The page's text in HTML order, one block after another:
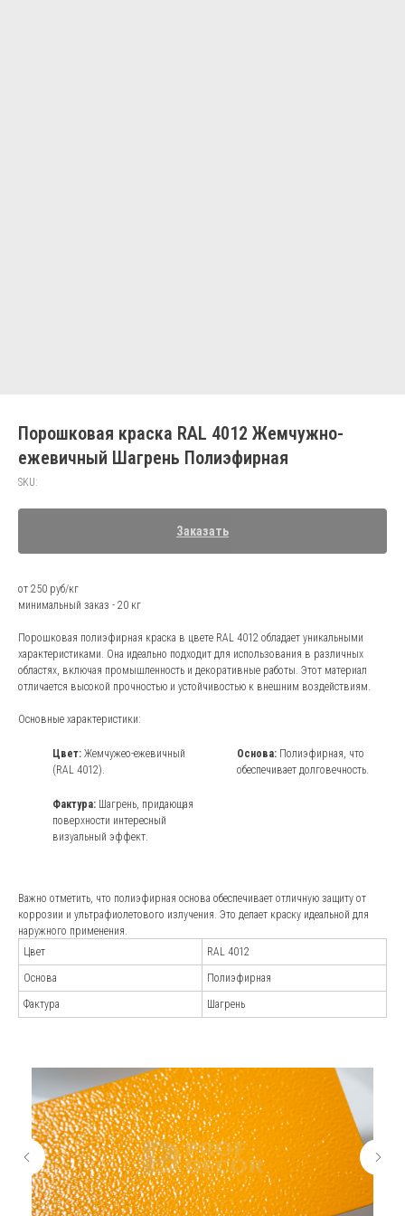
Порошковая краска RAL 4012 Жемчужно-
ежевичный Шагрень Полиэфирная
SKU:
Заказать
от 250 руб/кг
минимальный заказ - 20 кг
Порошковая полиэфирная краска в цвете RAL 4012 обладает уникальными
характеристиками. Она идеально подходит для использования в различных
областях, включая промышленность и декоративные работы. Этот материал
отличается высокой прочностью и устойчивостью к внешним воздействиям.
Основные характеристики:
Цвет: Жемчужео-ежевичный
(RAL 4012).
Основа: Полиэфирная, что
обеспечивает долговечность.
Фактура: Шагрень, придающая
поверхности интересный
визуальный эффект.
Важно отметить, что полиэфирная основа обеспечивает отличную защиту от
коррозии и ультрафиолетового излучения. Это делает краску идеальной для
наружного применения.
Цвет
RAL 4012
Основа Полиэфирная
Фактура Шагрень
Андрей Марченко
Старший специалист отдела
продаж
эксперты
проконсультируют
по всем вопросам
и подберут наилучшее
решение для вашей
отрасли
Наша команда обладает высокой
квалификацией, глубокими знаниями
*Стоковое изображение: не сотрудники
компании.